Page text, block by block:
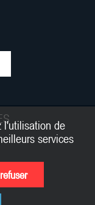
l'utilisation de
services